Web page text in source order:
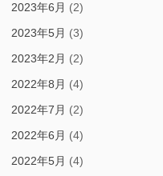
2023年6月 (2)
2023年5月 (3)
2023年2月 (2)
2022年8月 (4)
2022年7月 (2)
2022年6月 (4)
2022年5月 (4)